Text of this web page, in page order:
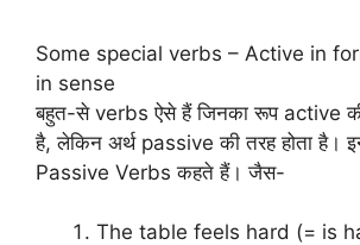
Some special verbs – Active in
in sense
बहुत-से verbs ऐसे हैं जिनका रूप active की
है, लेकिन अर्थ passive की तरह होता है।
Passive Verbs कहते हैं। जैस-
The table feels hard (= is